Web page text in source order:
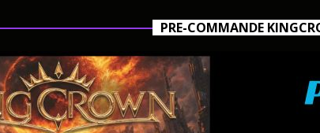
PRE-COMMANDE